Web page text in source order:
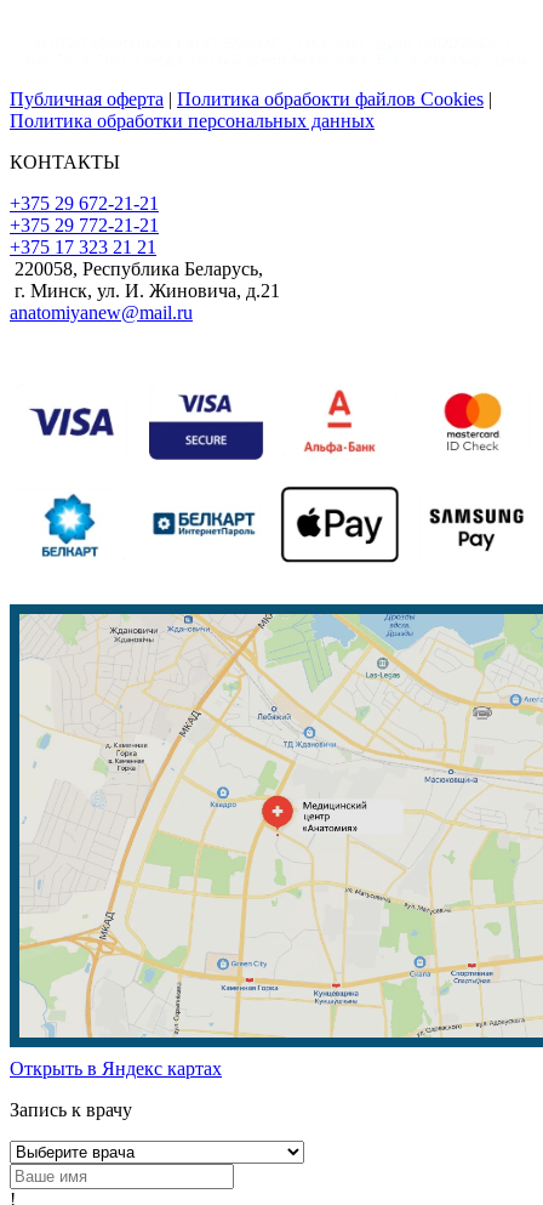
Публичная оферта | Политика обрабокти файлов Cookies |
Политика обработки персональных данных
КОНТАКТЫ
+375 29 672-21-21
+375 29 772-21-21
+375 17 323 21 21
220058, Республика Беларусь,
г. Минск, ул. И. Жиновича, д.21
anatomiyanew@mail.ru
Открыть в Яндекс картах
Запись к врачу
!